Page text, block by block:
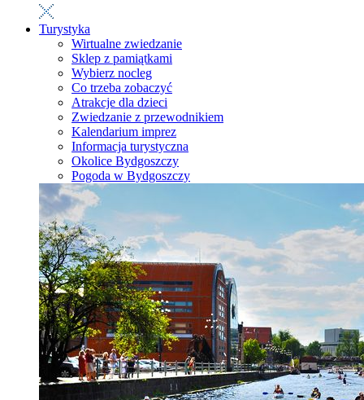
Turystyka
Wirtualne zwiedzanie
Sklep z pamiątkami
Wybierz nocleg
Co trzeba zobaczyć
Atrakcje dla dzieci
Zwiedzanie z przewodnikiem
Kalendarium imprez
Informacja turystyczna
Okolice Bydgoszczy
Pogoda w Bydgoszczy